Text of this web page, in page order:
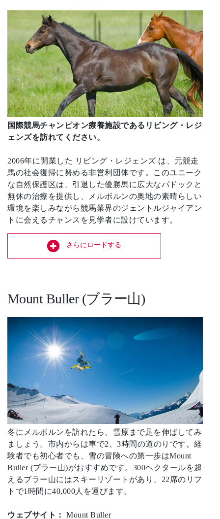
国際競馬チャンピオン療養施設であるリビング・レジ
ェンズを訪れてください。
2006年に開業した リビング・レジェンズ は、元競走
馬の社会復帰に努める非営利団体です。このユニーク
な自然保護区は、引退した優勝馬に広大なパドックと
無休の治療を提供し、メルボルンの奥地の素晴らしい
環境を楽しみながら競馬業界のジェントルジャイアン
トに会えるチャンスを見学者に設けています。
さらにロードする
Mount Buller (ブラー山)
冬にメルボルンを訪れたら、雪原まで足を伸ばしてみ
ましょう。市内からは車で2、3時間の道のりです。経
験者でも初心者でも、雪の冒険への第一歩はMount
Buller (ブラー山)がおすすめです。300ヘクタールを超
えるブラー山にはスキーリゾートがあり、22席のリフ
トで1時間に40,000人を運びます。
ウェブサイト： Mount Buller